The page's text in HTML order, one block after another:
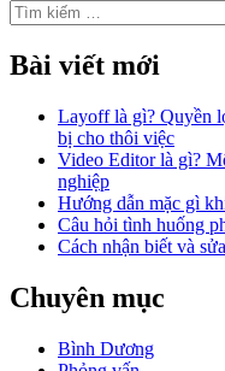
Tìm
kiếm
cho:
Bài viết mới
Layoff là gì? Quyền
bị cho thôi việc
Video Editor là gì?
nghiệp
Hướng dẫn mặc gì
Câu hỏi tình huống
Cách nhận biết và
Chuyên mục
Bình Dương